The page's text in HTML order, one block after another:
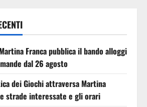
Franca pubblica il bando alloggi
dal 26 agosto
dei Giochi attraversa Martina
strade interessate e gli orari